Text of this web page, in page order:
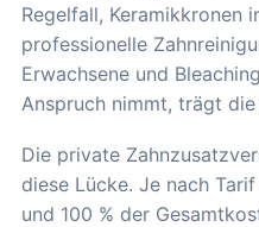
Regelfall, Keramikkronen
professionelle
Erwachsene und
Anspruch nimmt, trägt
Die private
diese Lücke. Je nach
und 100 % der